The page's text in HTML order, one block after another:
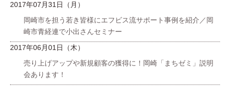
2017年07月31日（月）
岡崎市を担う若き皆様にエフビス流サポート事例を紹介／岡
崎市青経連で小出さんセミナー
2017年06月01日（木）
売り上げアップや新規顧客の獲得に！岡崎「まちゼミ」説明
会あります！